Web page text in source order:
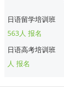
日语留学培训班
563人 报名
日语高考培训班
人 报名